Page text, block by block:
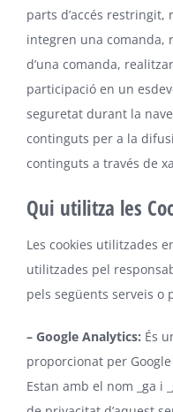
parts d’accés
integren una comanda,
d’una comanda,
participació en un
seguretat durant la
continguts per a la
continguts a través de
Qui utilitza les
Les cookies utilitzades
utilitzades pel
pels següents serveis o
– Google Analytics: És
proporcionat per
Estan amb el nom _ga i